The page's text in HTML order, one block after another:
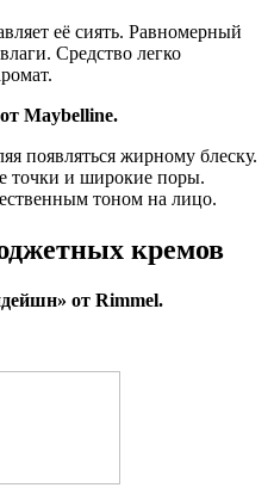
её сиять. Равномерный
Средство легко
Maybelline.
появляться жирному блеску.
точки и широкие поры.
тоном на лицо.
кремов
от Rimmel.